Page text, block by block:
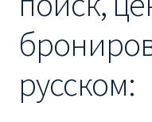
Ryanair ошибка в
русском: